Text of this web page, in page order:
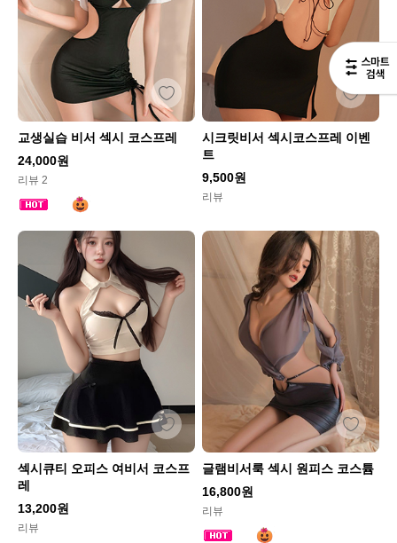
교생실습 비서 섹시 코스프레
24,000원
리뷰 2
시크릿비서 섹시코스프레 이벤
트
9,500원
리뷰
섹시큐티 오피스 여비서 코스프
레
13,200원
리뷰
글램비서룩 섹시 원피스 코스튬
16,800원
리뷰